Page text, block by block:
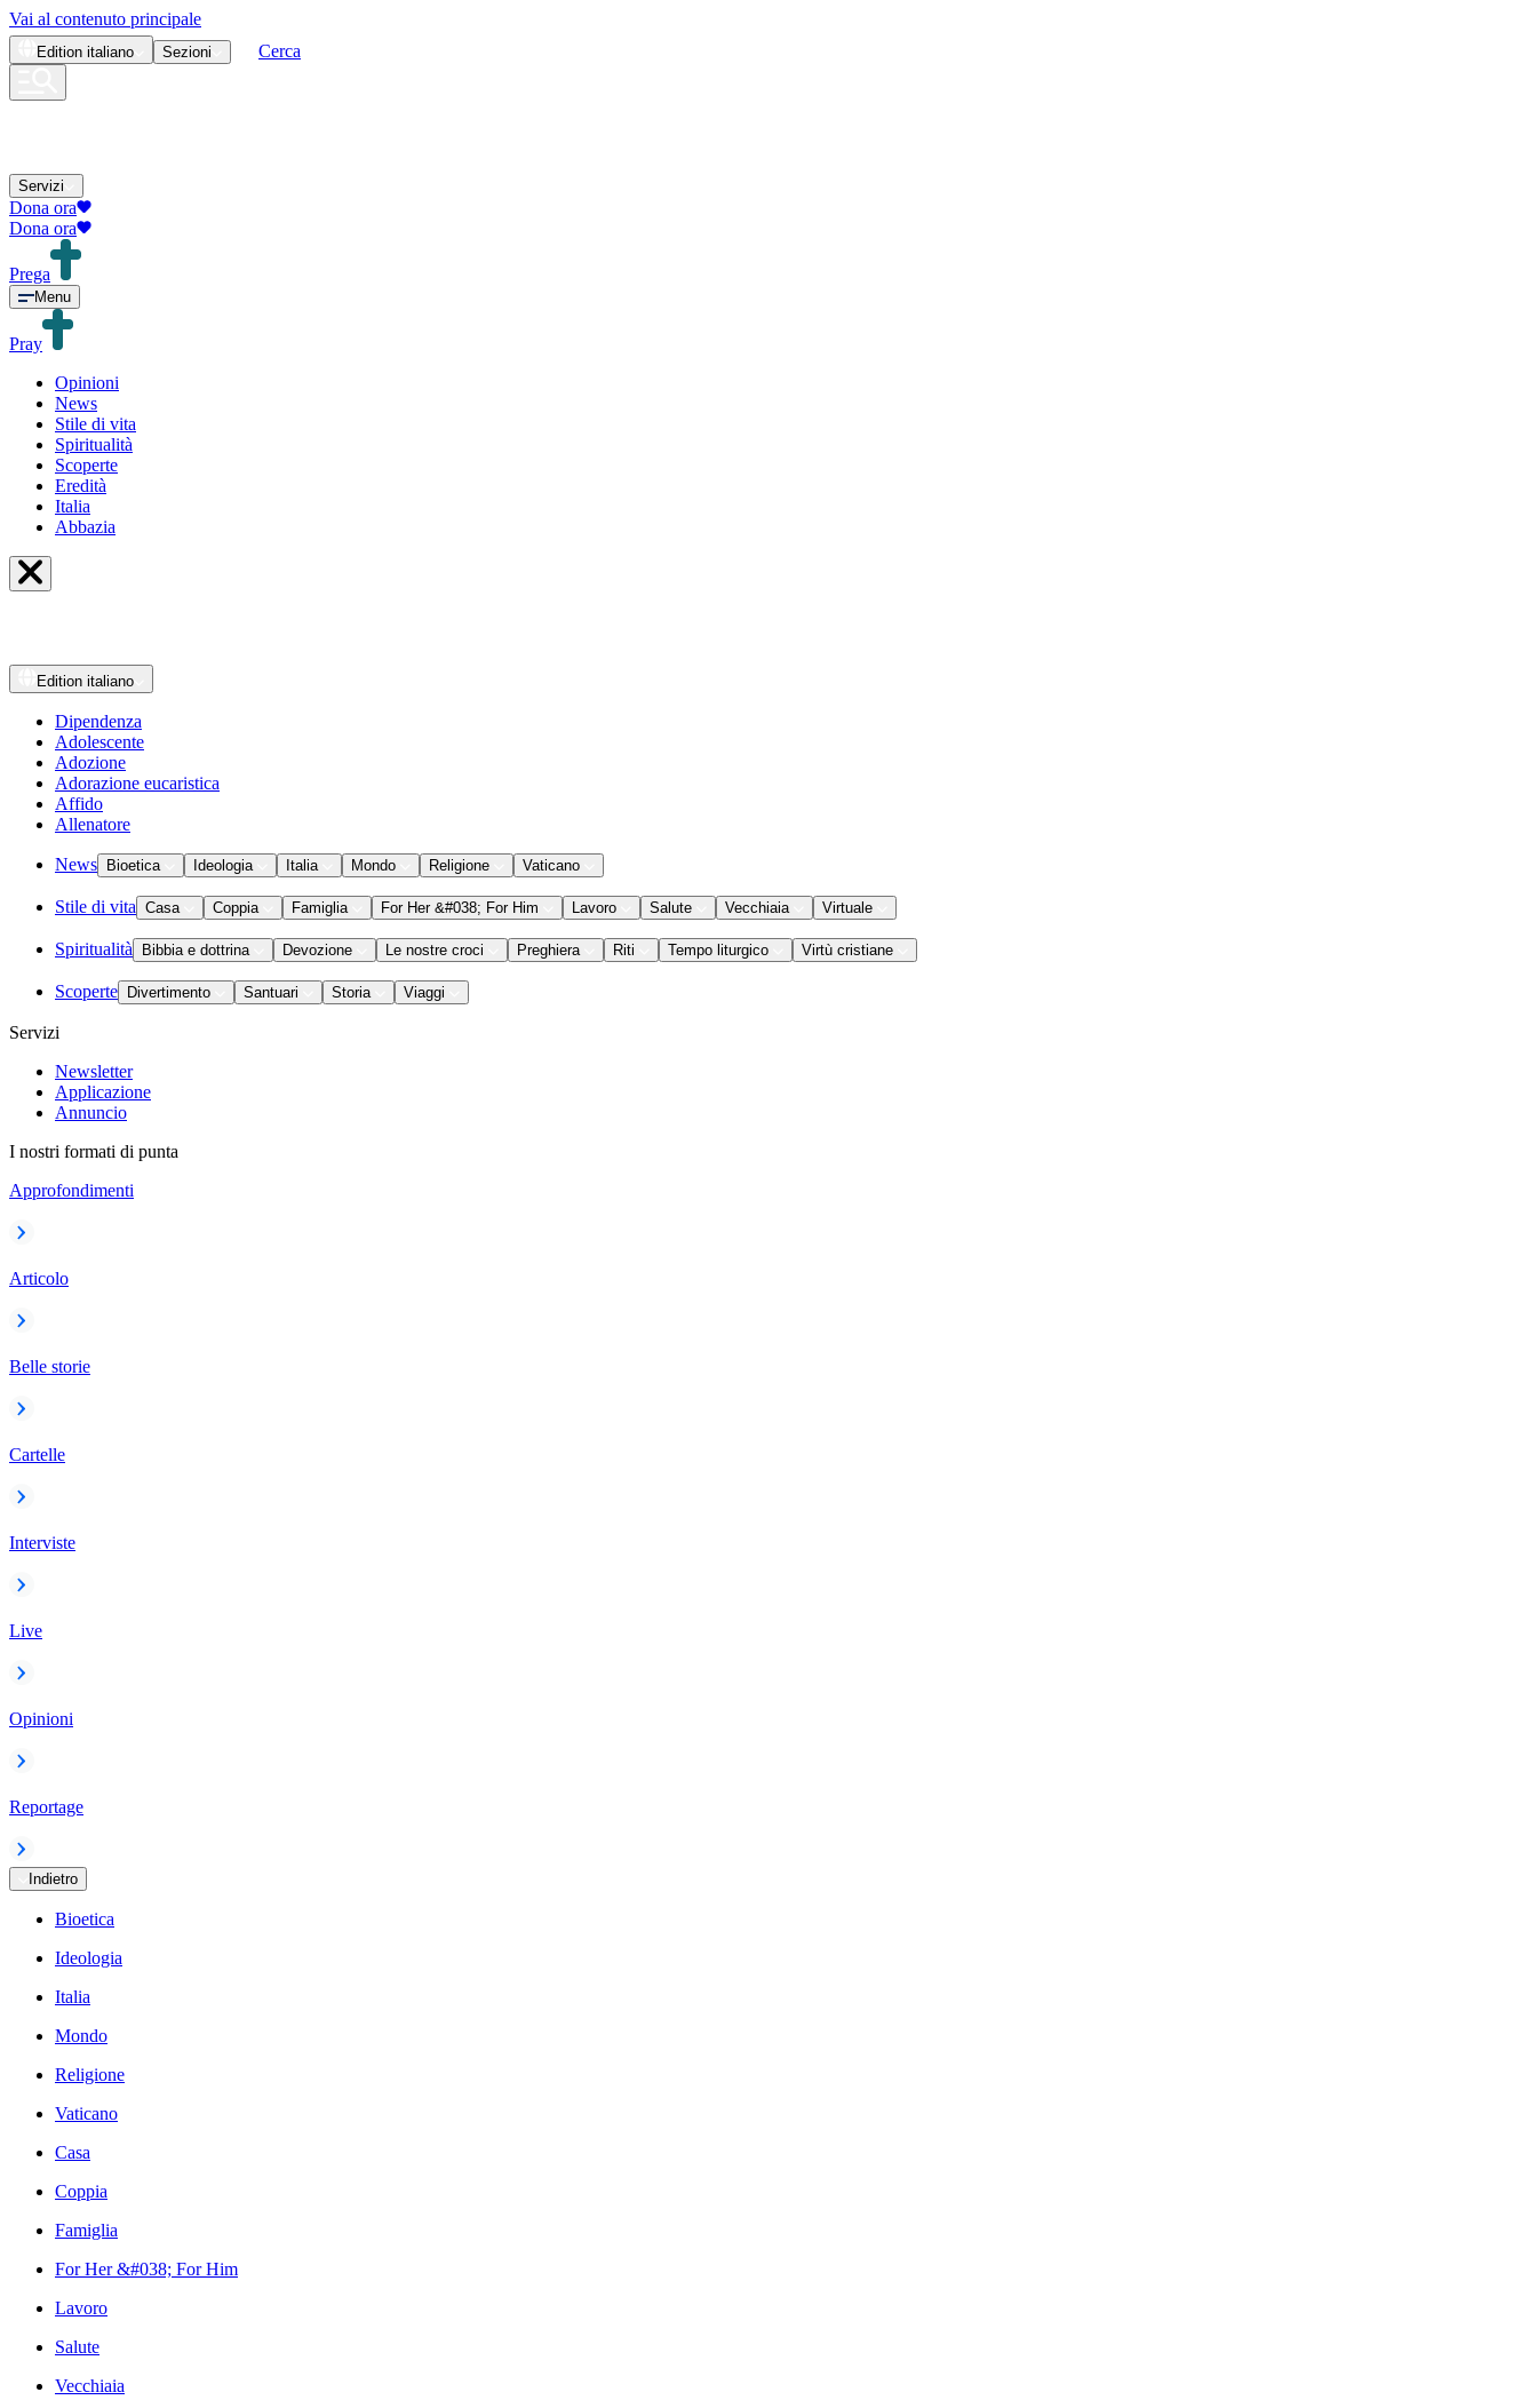
Vai al contenuto principale
Edition italiano Sezioni Cerca
Servizi
Dona ora
Dona ora
Prega
Menu
Pray
Opinioni
News
Stile di vita
Spiritualità
Scoperte
Eredità
Italia
Abbazia
Edition italiano
Dipendenza
Adolescente
Adozione
Adorazione eucaristica
Affido
Allenatore
News Bioetica Ideologia Italia Mondo Religione Vaticano
Stile di vita Casa Coppia Famiglia For Her &#038; For Him Lavoro Salute Vecchiaia Virtuale
Spiritualità Bibbia e dottrina Devozione Le nostre croci Preghiera Riti Tempo liturgico Virtù cristiane
Scoperte Divertimento Santuari Storia Viaggi
Servizi
Newsletter
Applicazione
Annuncio
I nostri formati di punta
Approfondimenti
Articolo
Belle storie
Cartelle
Interviste
Live
Opinioni
Reportage
Indietro
Bioetica
Ideologia
Italia
Mondo
Religione
Vaticano
Casa
Coppia
Famiglia
For Her &#038; For Him
Lavoro
Salute
Vecchiaia